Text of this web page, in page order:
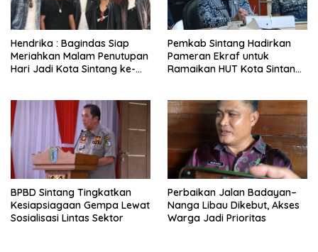
Hendrika : Bagindas Siap
Meriahkan Malam Penutupan
Hari Jadi Kota Sintang ke-
Pemkab Sintang Hadirkan
Pameran Ekraf untuk
Ramaikan HUT Kota Sintang
BPBD Sintang Tingkatkan
Kesiapsiagaan Gempa Lewat
Sosialisasi Lintas Sektor
Perbaikan Jalan Badayan–
Nanga Libau Dikebut, Akses
Warga Jadi Prioritas